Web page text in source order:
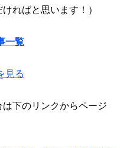
ればと思います！）
一覧
見る
は下のリンクからページ